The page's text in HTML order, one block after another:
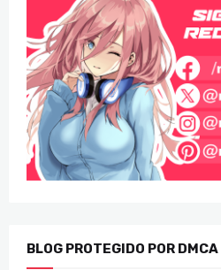
BLOG PROTEGIDO POR DMCA